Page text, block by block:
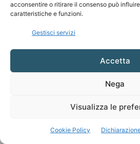
acconsentire o ritirare il consenso può
caratteristiche e funzioni.
Gestisci servizi
Accetta
Nega
Visualizza le
Cookie Policy